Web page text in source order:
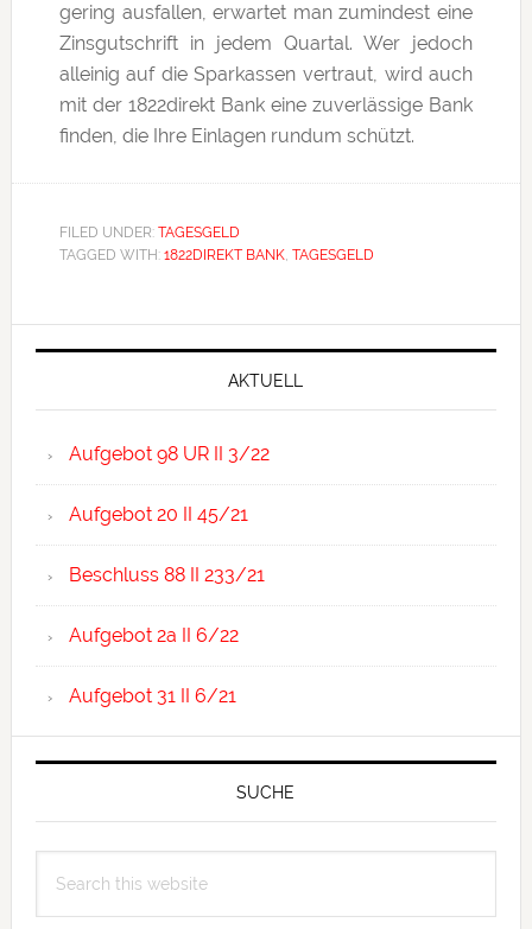
gering ausfallen, erwartet man zumindest eine
Zinsgutschrift in jedem Quartal. Wer jedoch
alleinig auf die Sparkassen vertraut, wird auch
mit der 1822direkt Bank eine zuverlässige Bank
finden, die Ihre Einlagen rundum schützt.
FILED UNDER: TAGESGELD
TAGGED WITH: 1822DIREKT BANK, TAGESGELD
Primary
AKTUELL
Aufgebot 98 UR II 3/22
Aufgebot 20 II 45/21
Beschluss 88 II 233/21
Aufgebot 2a II 6/22
Aufgebot 31 II 6/21
SUCHE
this